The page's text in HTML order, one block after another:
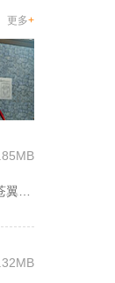
更多+
苍翼之刃依托经典苍翼默示录IP打造横版指尖格斗手游，完整收录...